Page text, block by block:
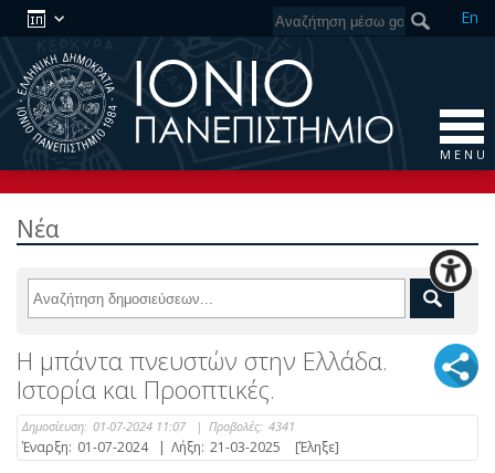
En
M E N U
Νέα
Η μπάντα πνευστών στην Ελλάδα.
Ιστορία και Προοπτικές.
Δημοσίευση: 01-07-2024 11:07 | Προβολές: 4341
Έναρξη: 01-07-2024 | Λήξη: 21-03-2025 [Έληξε]